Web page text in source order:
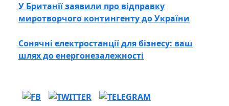
У Британії заявили про відправку
миротворчого контингенту до України
Сонячні електростанції для бізнесу: ваш
шлях до енергонезалежності